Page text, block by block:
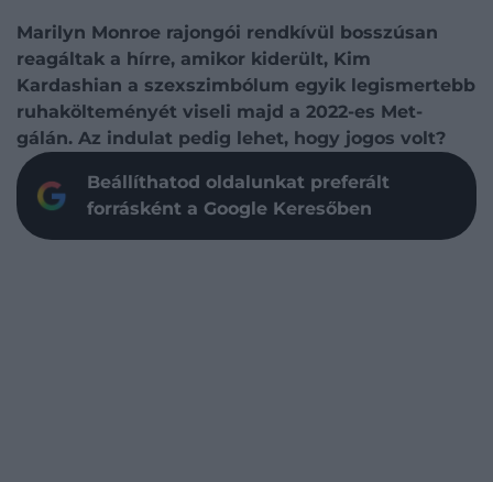
Marilyn Monroe rajongói rendkívül bosszúsan
reagáltak a hírre, amikor kiderült, Kim
Kardashian a szexszimbólum egyik legismertebb
ruhakölteményét viseli majd a 2022-es Met-
gálán. Az indulat pedig lehet, hogy jogos volt?
Beállíthatod oldalunkat preferált
forrásként a Google Keresőben